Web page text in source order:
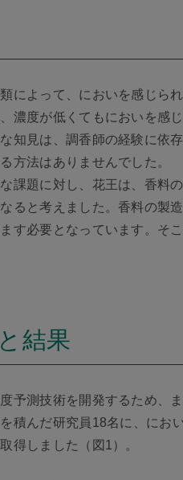
によって、においを感じら
濃度が低くてもにおいを感
知見は、調香師の経験に依
方法はありませんでした。
課題に対し、花王は、香料
ると考えました。香料の製
す必要となっています。そ
結果
予測技術を開発するため、
積んだ研究員18名に、にお
得しました（図1）。